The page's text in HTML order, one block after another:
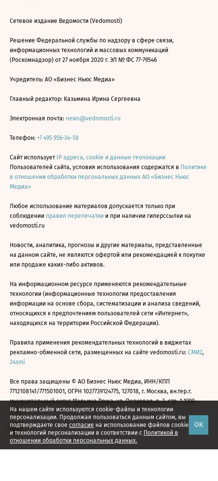
На нашем сайте используются cookie-файлы и технологии
персонализации. Продолжая пользоваться данным сайтом, вы
подтверждаете свое согласие на использование файлов cookie
и технологий персонализации в соответствии с Политикой в
отношении обработки персональных данных.
ОК
Сетевое издание Ведомости (Vedomosti)
Решение Федеральной службы по надзору в сфере связи,
информационных технологий и массовых коммуникаций
(Роскомнадзор) от 27 ноября 2020 г. ЭЛ № ФС 77-79546
Учредитель: АО «Бизнес Ньюс Медиа»
Главный редактор: Казьмина Ирина Сергеевна
Электронная почта: news@vedomosti.ru
Телефон: +7 495 956-34-58
Сайт использует IP адреса, cookie и данные геолокации
Пользователей сайта, условия использования содержатся в Политике
в отношении обработки персональных данных АО «Бизнес Ньюс
Медиа»
Любое использование материалов допускается только при
соблюдении правил перепечатки и при наличии гиперссылки на
vedomosti.ru
Новости, аналитика, прогнозы и другие материалы, представленные
на данном сайте, не являются офертой или рекомендацией к покупке
или продаже каких-либо активов.
На информационном ресурсе применяются рекомендательные
технологии (информационные технологии предоставления
информации на основе сбора, систематизации и анализа сведений,
относящихся к предпочтениям пользователей сети «Интернет»,
находящихся на территории Российской Федерации).
Правила применения рекомендательных технологий в виджетах
рекламно-обменной сети, размещенных на сайте vedomosti.ru: СМИ2,
24smi
Все права защищены © АО Бизнес Ньюс Медиа, ИНН/КПП
7712108141/771501001, ОГРН 1027739124775, 127018, г. Москва, вн.тер.г.
муниципальный округ Марьина Роща, ул. Полковая, д. 3, стр. 1 1999—
2026